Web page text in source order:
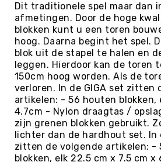
Jeu
de
Boules
KanJam
Kin-
Ball
&
Omnikin®
Klimmen
Korfbal
Knotshockey
Dit traditionele spel maar dan
afmetingen. Door de hoge
blokken kunt u een toren
hoog. Daarna begint het spel.
blok uit de stapel te halen en
leggen. Hierdoor kan de toren
150cm hoog worden. Als de
verloren. In de GIGA set zitten
artikelen: - 56 houten blokken,
4.7cm - Nylon draagtas /
zijn grenen blokken gebruikt.
lichter dan de hardhout set. In
zitten de volgende artikelen: -
blokken, elk 22.5 cm x 7.5 cm x